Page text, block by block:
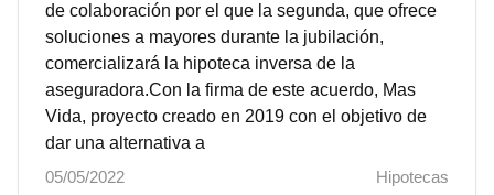
de colaboración por el que la segunda, que ofrece
soluciones a mayores durante la jubilación,
comercializará la hipoteca inversa de la
aseguradora.Con la firma de este acuerdo, Mas
Vida, proyecto creado en 2019 con el objetivo de
dar una alternativa a
05/05/2022
Hipotecas